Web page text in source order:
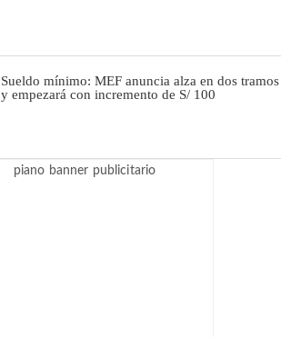
Sueldo mínimo: MEF anuncia alza en dos tramos
y empezará con incremento de S/ 100